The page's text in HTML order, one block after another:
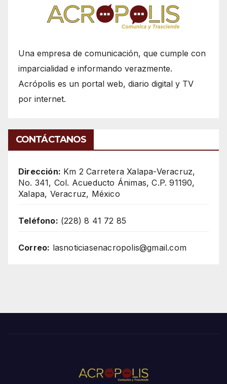
Una empresa de comunicación, que cumple con
imparcialidad e informando verazmente.
Acrópolis es un portal web, diario digital y TV
por internet.
CONTÁCTANOS
Dirección: Km 2 Carretera Xalapa-Veracruz,
No. 341, Col. Acueducto Ánimas, C.P. 91190,
Xalapa, Veracruz, México
Teléfono: (228) 8 41 72 85
Correo: lasnoticiasenacropolis@gmail.com